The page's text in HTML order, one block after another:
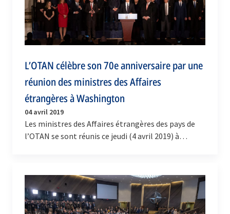
L’OTAN célèbre son 70e anniversaire par une
réunion des ministres des Affaires
étrangères à Washington
04 avril 2019
Les ministres des Affaires étrangères des pays de
l’OTAN se sont réunis ce jeudi (4 avril 2019) à